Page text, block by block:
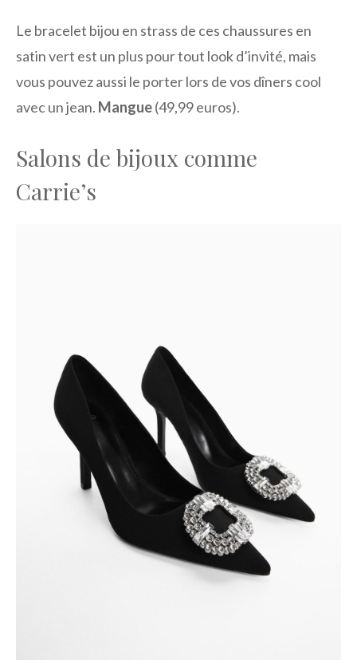
Le bracelet bijou en strass de ces chaussures en
satin vert est un plus pour tout look d’invité, mais
vous pouvez aussi le porter lors de vos dîners cool
avec un jean. Mangue(49,99 euros).
Salons de bijoux comme
Carrie’s